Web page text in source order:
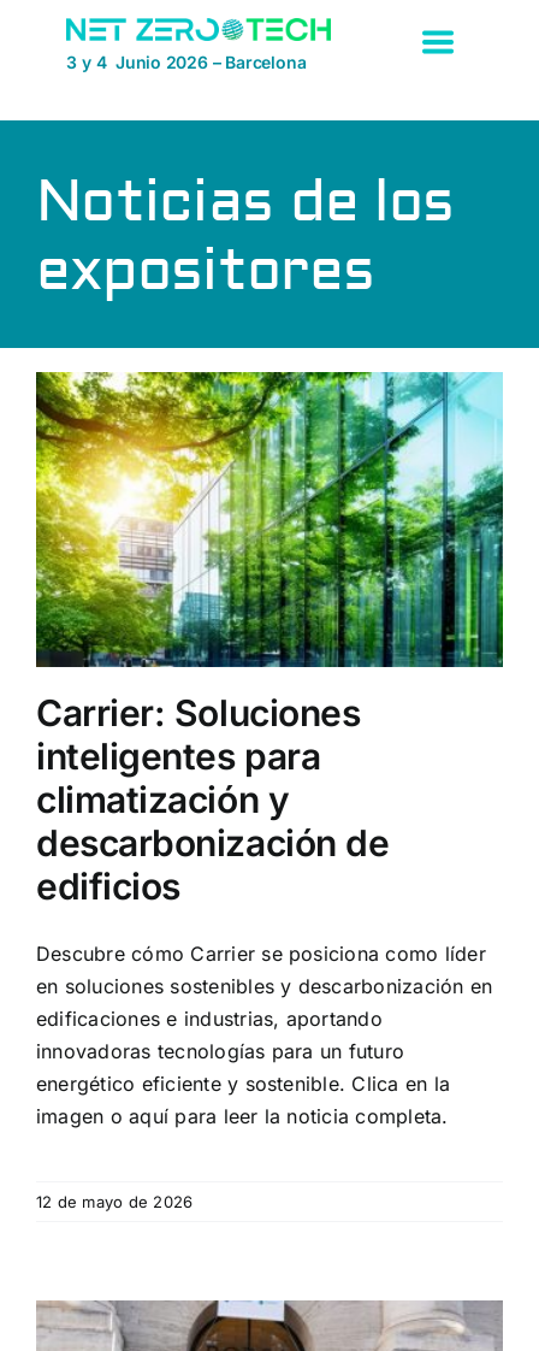
contenido
3 y 4 Junio 2026 – Barcelona
Noticias de los
expositores
Carrier: Soluciones
inteligentes para
climatización y
descarbonización de
edificios
Descubre cómo Carrier se posiciona como líder
en soluciones sostenibles y descarbonización en
edificaciones e industrias, aportando
innovadoras tecnologías para un futuro
energético eficiente y sostenible. Clica en la
imagen o aquí para leer la noticia completa.
12 de mayo de 2026